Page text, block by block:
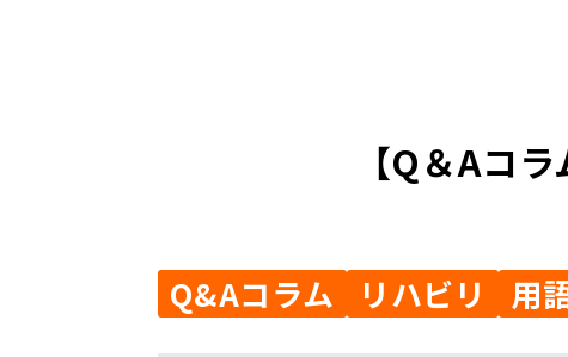
【Q＆Aコ
Q&Aコラム リハビリ 用